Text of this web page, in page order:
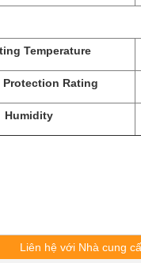
Temperature
Rating
Humidity
Liên hệ với Nhà cung